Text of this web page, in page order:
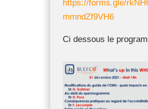
https://forms.gle/
mmndZf9VH6
Ci dessous le